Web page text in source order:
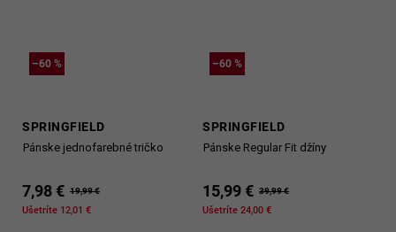
–60 %
SPRINGFIELD
Pánske jednofarebné tričko
7,98 € 19,99 €
Ušetríte 12,01 €
–60 %
SPRINGFIELD
Pánske Regular Fit džíny
15,99 € 39,99 €
Ušetríte 24,00 €